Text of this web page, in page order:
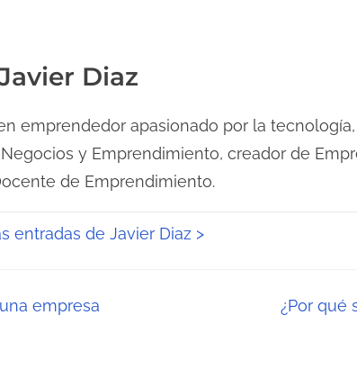
Diaz
emprendedor apasionado por la
y Emprendimiento, creador de
de Emprendimiento.
entradas de Javier Diaz >
empresa ¿Por qué